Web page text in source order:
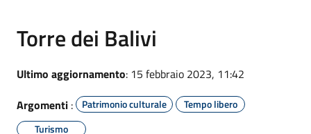
Torre dei Balivi
Ultimo aggiornamento: 15 febbraio 2023, 11:42
Argomenti : Patrimonio culturale
Tempo libero
Turismo